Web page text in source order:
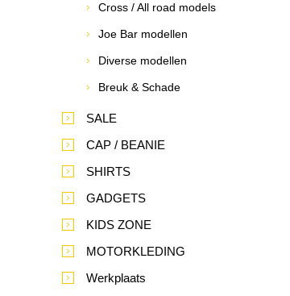
Cross / All road models
Joe Bar modellen
Diverse modellen
Breuk & Schade
SALE
CAP / BEANIE
SHIRTS
GADGETS
KIDS ZONE
MOTORKLEDING
Werkplaats